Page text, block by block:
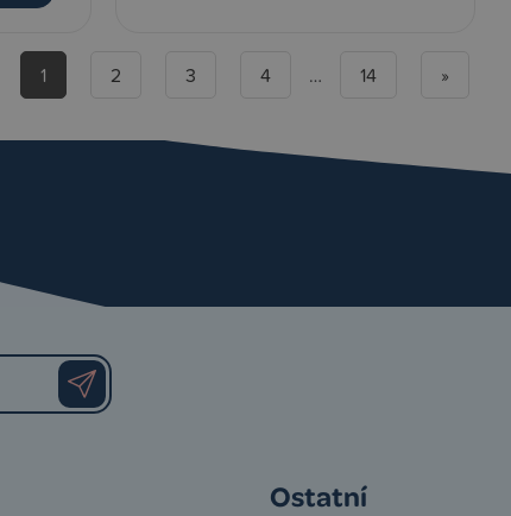
1 2 3 4 … 14 »
Ostatní